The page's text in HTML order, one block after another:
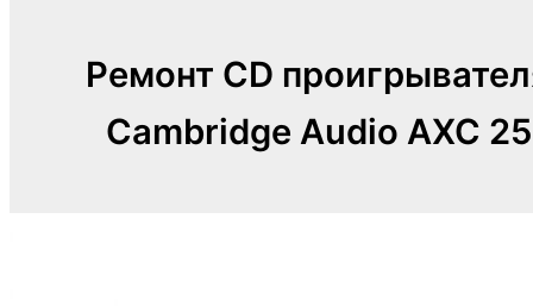
Ремонт CD
Cambridge Audio AXC 25